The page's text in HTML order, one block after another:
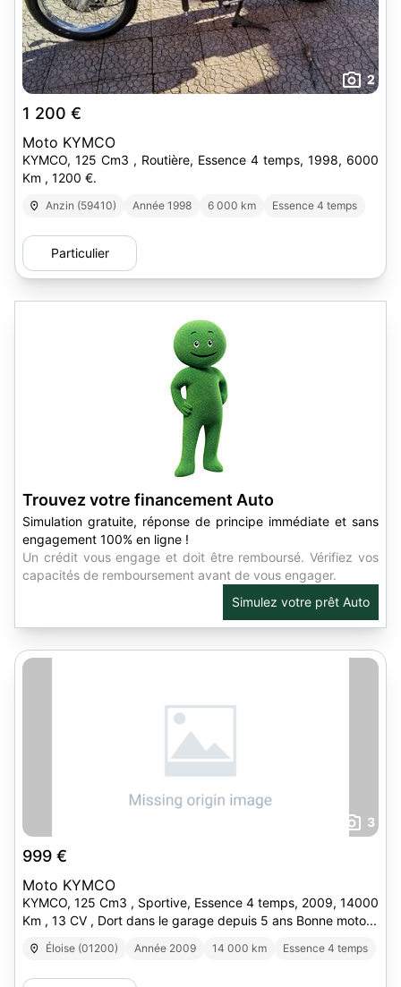
2
1 200 €
Moto KYMCO
KYMCO, 125 Cm3 , Routière, Essence 4 temps, 1998, 6000
Km , 1200 €.
Anzin (59410) Année 1998 6 000 km Essence 4 temps
Particulier
Trouvez votre financement Auto
Simulation gratuite, réponse de principe immédiate et sans
engagement 100% en ligne !
Un crédit vous engage et doit être remboursé. Vérifiez vos
capacités de remboursement avant de vous engager.
Simulez votre prêt Auto
3
999 €
Moto KYMCO
KYMCO, 125 Cm3 , Sportive, Essence 4 temps, 2009, 14000
Km , 13 CV , Dort dans le garage depuis 5 ans Bonne moto...
Éloise (01200) Année 2009 14 000 km Essence 4 temps